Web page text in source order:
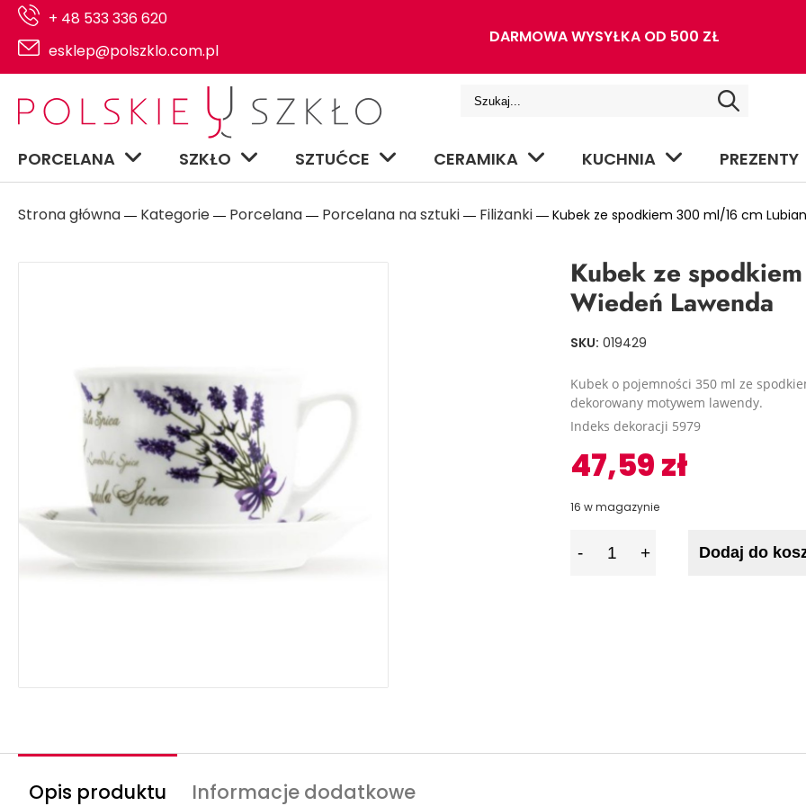
+ 48 533 336 620
esklep@polszklo.com.pl
DARMOWA WYSYŁKA OD 500 ZŁ
PORCELANA SZKŁO SZTUĆCE CERAMIKA KUCHNIA PREZENTY
Strona główna ― Kategorie ― Porcelana ― Porcelana na sztuki ― Filiżanki ― Kubek ze spodkiem 300 ml/16 cm
Kubek ze
Wiedeń Lawenda
SKU: 019429
Kubek o pojemności 350 ml ze
dekorowany motywem lawendy.
Indeks dekoracji 5979
47,59zł
16 w magazynie
Dodaj do
Opis produktu Informacje dodatkowe